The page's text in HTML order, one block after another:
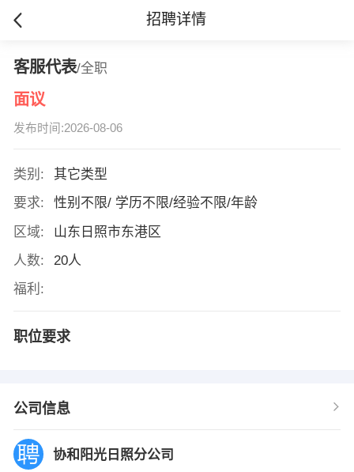
招聘详情
客服代表/全职
面议
发布时间:2026-08-06
类别:
其它类型
要求:
性别不限/ 学历不限/经验不限/年龄
区域:
山东日照市东港区
人数:
20人
福利:
职位要求
公司信息
协和阳光日照分公司